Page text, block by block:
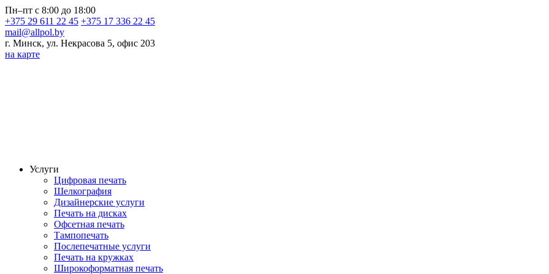
Пн–пт с 8:00 до 18:00
+375 29 611 22 45 +375 17 336 22 45
mail@allpol.by
г. Минск, ул. Некрасова 5, офис 203
на карте
Услуги
Цифровая печать
Шелкография
Дизайнерские услуги
Печать на дисках
Офсетная печать
Тампопечать
Послепечатные услуги
Печать на кружках
Широкоформатная печать